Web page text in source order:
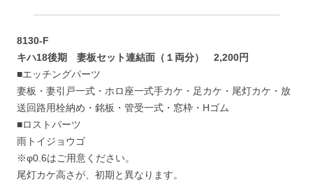
8130-F
キハ18後期 妻板セット連結面（１両分） 2,200円
■エッチングパーツ
妻板・妻引戸一式・ホロ座一式手カケ・足カケ・尾灯カケ・放
送回路用栓納め・銘板・管受一式・窓枠・Hゴム
■ロストパーツ
雨トイジョウゴ
※φ0.6はご用意ください。
尾灯カケ高さが、初期と異なります。